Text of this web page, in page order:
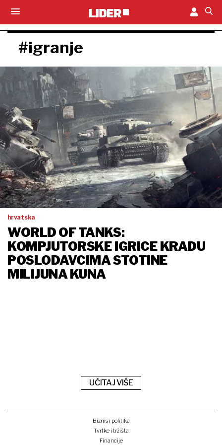
#igranje
hrvatska
WORLD OF TANKS:
KOMPJUTORSKE IGRICE KRADU
POSLODAVCIMA STOTINE
MILIJUNA KUNA
UČITAJ VIŠE
Biznis i politika
Tvrtke i tržišta
Financije